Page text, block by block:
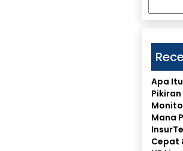
Apa
Pikiran
Mana
Cepat